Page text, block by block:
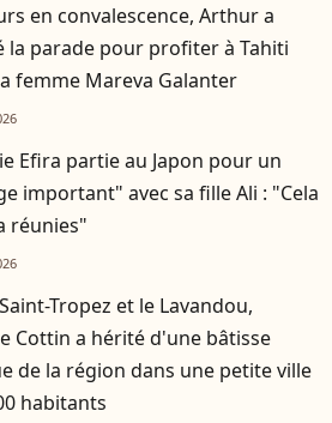
en convalescence, Arthur a
la parade pour profiter à Tahiti
femme Mareva Galanter
Efira partie au Japon pour un
important" avec sa fille Ali : "Cela
réunies"
Tropez et le Lavandou,
Cottin a hérité d'une bâtisse
de la région dans une petite ville
habitants